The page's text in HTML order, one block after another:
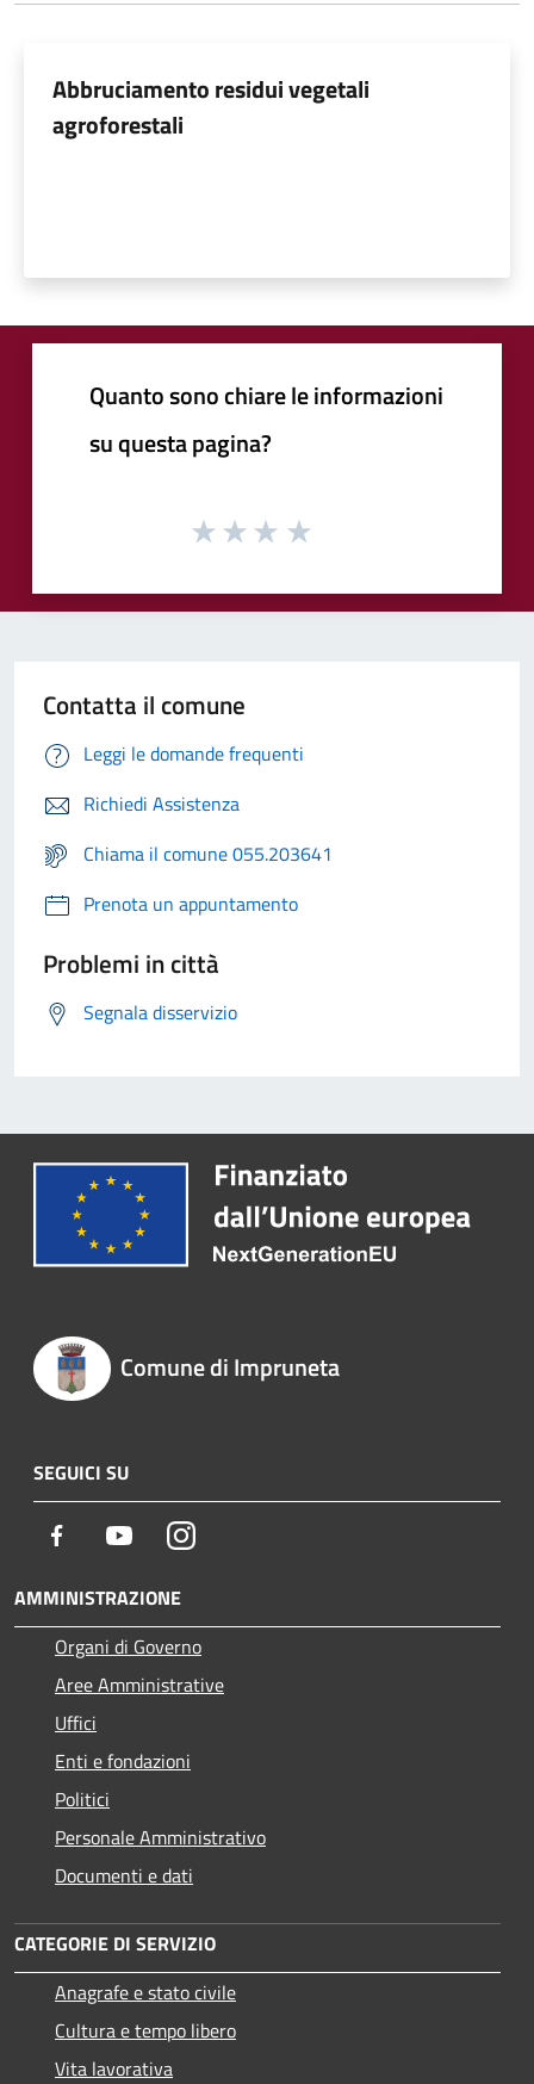
Abbruciamento residui vegetali
agroforestali
Quanto sono chiare le informazioni
su questa pagina?
Contatta il comune
Leggi le domande frequenti
Richiedi Assistenza
Chiama il comune 055.203641
Prenota un appuntamento
Problemi in città
Segnala disservizio
Comune di Impruneta
SEGUICI SU
Facebook YoutubeInstagram
AMMINISTRAZIONE
Organi di Governo
Aree Amministrative
Uffici
Enti e fondazioni
Politici
Personale Amministrativo
Documenti e dati
CATEGORIE DI SERVIZIO
Anagrafe e stato civile
Cultura e tempo libero
Vita lavorativa